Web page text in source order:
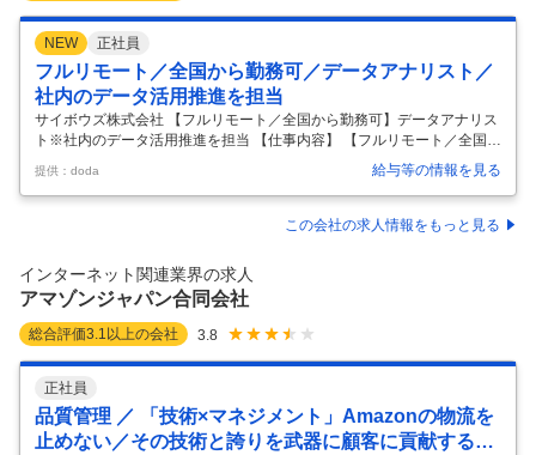
NEW 正社員
フルリモート／全国から勤務可／データアナリスト／
社内のデータ活用推進を担当
サイボウズ株式会社 【フルリモート／全国から勤務可】データアナリス
ト※社内のデータ活用推進を担当 【仕事内容】 【フルリモート／全国か
ら勤務可】データアナリスト※社内のデータ活用推進を担当 【具体的な
仕事内容】 ■本ポジションについて： 社内のデータ活用推進担当とし
て、「データ活用文化醸成のための企画・実行」から「SQLやBIツール
を用いた集計・分析」まで幅広く対応いただきます。 社内メンバーとの
ためのプレゼンテーションスキルが必要な職種です。 また、依頼に対応
するためのプロジェクトマネジメントスキルやデータを集計するための
技術ス …
提供：doda 給与等の情報を見る
この会社の求人情報をもっと見る
インターネット関連業界の求人
アマゾンジャパン合同会社
総合評価3.1 以上の会社 3.8
正社員
品質管理 ／ 「技術×マネジメント」Amazonの物流を
止めない／その技術と誇りを武器に顧客に貢献する／